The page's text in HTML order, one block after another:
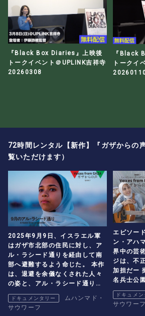
『Black Box Diaries』上映後
トークイベント＠UPLINK吉祥寺
20260308
『Black
トークイ
72時間レンタル【新作】『ガザからの
覧いただけます）
2025年9月9日、イスラエル軍
はガザ市北部の住民に対し、ア
ル・ラシード通りを経由して南
部へ避難するよう命じた。 本作
は、退避を余儀なくされた人々
の姿と、アル・ラシード通りの
現実を捉える。 停戦合意後の10
月・11月の映像も収録し、ニュ
ースでは伝えられないガザの現
ドキュメンタリー
ムハンマド・
サウワーフ
エピソー
ン・アハ
界中の芸
ジは、不
加担だー
名兵士公
で生活す
ハマド・
たちに音
ドキュメン
サウワーフ